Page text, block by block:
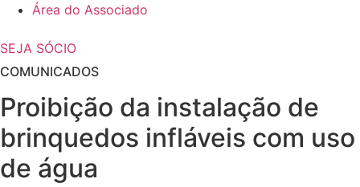
Área do Associado
SEJA SÓCIO
COMUNICADOS
Proibição da instalação de
brinquedos infláveis com uso
de água